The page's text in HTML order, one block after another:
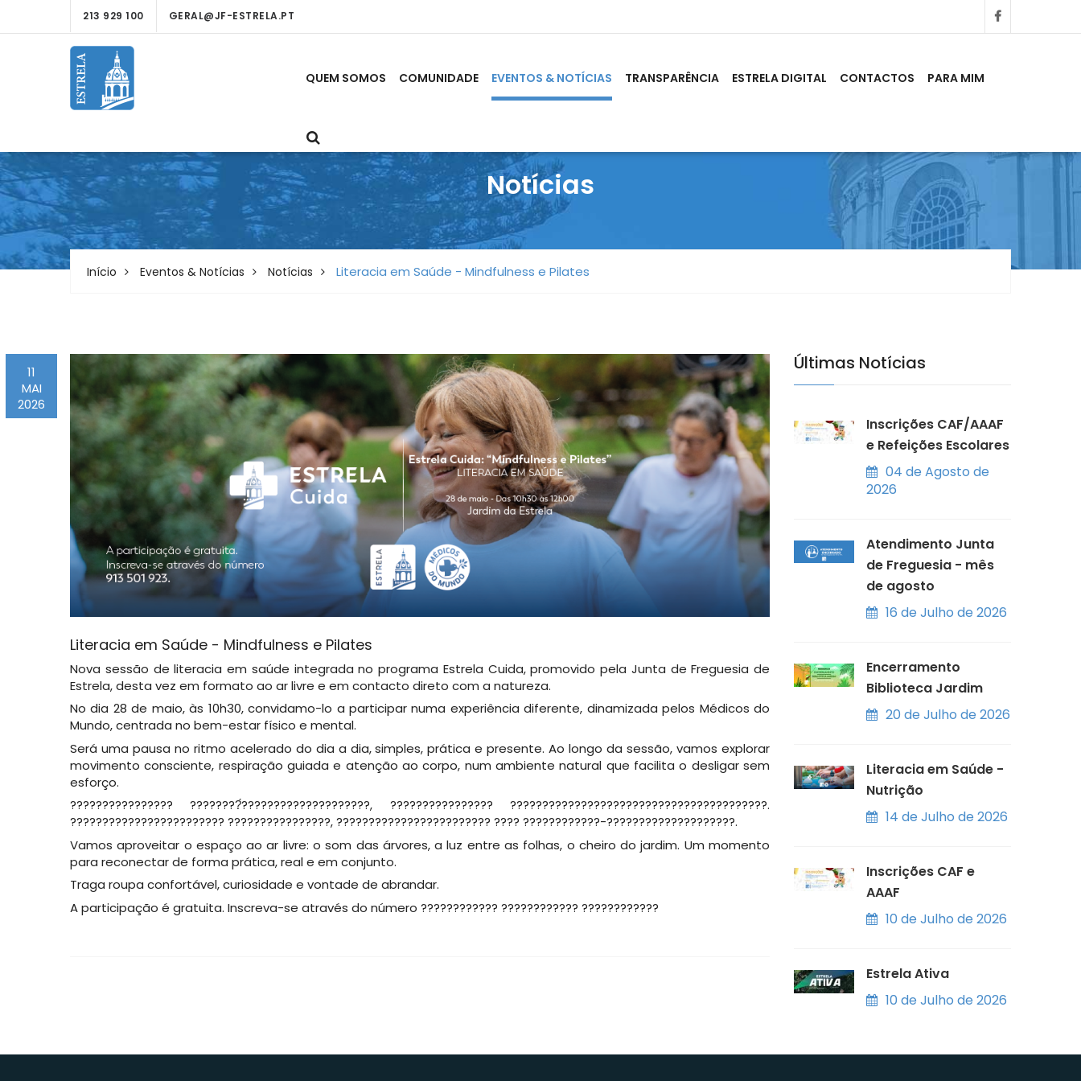
213 929 100 GERAL@JF-ESTRELA.PT
QUEM SOMOS COMUNIDADE EVENTOS & NOTÍCIAS TRANSPARÊNCIA ESTRELA DIGITAL CONTACTOS PARA MIM
Notícias
Início Eventos & Notícias Notícias Literacia em Saúde - Mindfulness e Pilates
11
MAI
2026
Literacia em Saúde - Mindfulness e Pilates
Nova sessão de literacia em saúde integrada no programa Estrela Cuida, promovido pela Junta de Freguesia de
Estrela, desta vez em formato ao ar livre e em contacto direto com a natureza.
No dia 28 de maio, às 10h30, convidamo-lo a participar numa experiência diferente, dinamizada pelos Médicos do
Mundo, centrada no bem-estar físico e mental.
Será uma pausa no ritmo acelerado do dia a dia, simples, prática e presente. Ao longo da sessão, vamos explorar
movimento consciente, respiração guiada e atenção ao corpo, num ambiente natural que facilita o desligar sem
esforço.
???????????????? ????????́????????????????????, ???????????????? ????????????????????????????????????????.
???????????????????????? ????????????????, ???????????????????????? ???? ????????????-????????????????????.
Vamos aproveitar o espaço ao ar livre: o som das árvores, a luz entre as folhas, o cheiro do jardim. Um momento
para reconectar de forma prática, real e em conjunto.
Traga roupa confortável, curiosidade e vontade de abrandar.
A participação é gratuita. Inscreva-se através do número ???????????? ???????????? ????????????
Últimas Notícias
Inscrições CAF/AAAF
e Refeições Escolares
04 de Agosto de
2026
Atendimento Junta
de Freguesia - mês
de agosto
16 de Julho de 2026
Encerramento
Biblioteca Jardim
20 de Julho de 2026
Literacia em Saúde -
Nutrição
14 de Julho de 2026
Inscrições CAF e
AAAF
10 de Julho de 2026
Estrela Ativa
10 de Julho de 2026